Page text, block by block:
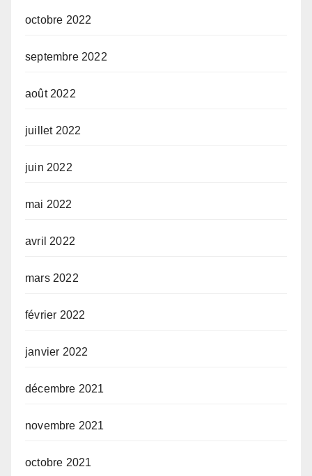
octobre 2022
septembre 2022
août 2022
juillet 2022
juin 2022
mai 2022
avril 2022
mars 2022
février 2022
janvier 2022
décembre 2021
novembre 2021
octobre 2021